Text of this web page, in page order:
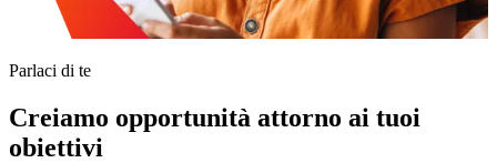
Parlaci di te
Creiamo opportunità attorno ai tuoi
obiettivi